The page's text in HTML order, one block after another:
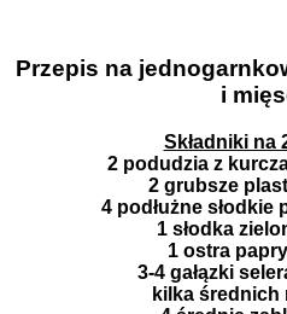
Przepis na
i
Składniki na
2 podudzia z
2 grubsze
4 podłużne słodkie
1 słodka
1 ostra
3-4 gałązki
kilka średnich